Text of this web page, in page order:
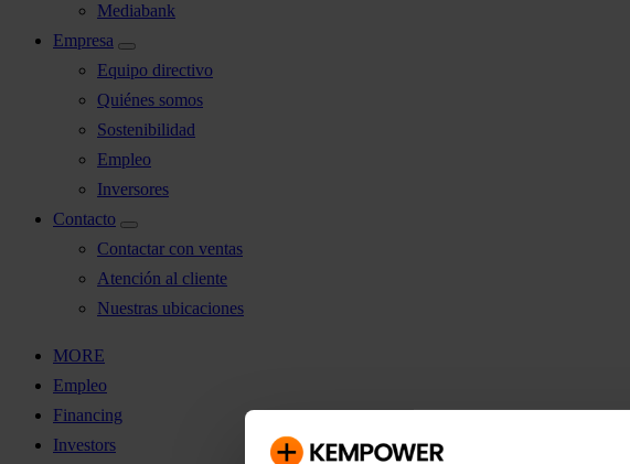
Mediabank
Empresa
Equipo directivo
Quiénes somos
Sostenibilidad
Empleo
Inversores
Contacto
Contactar con ventas
Atención al cliente
Nuestras ubicaciones
MORE
Empleo
Financing
Investors